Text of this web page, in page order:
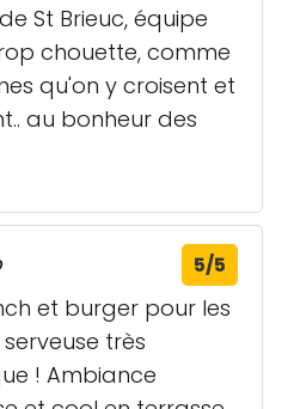
St Brieuc, équipe
chouette, comme
qu'on y croisent et
au bonheur des
5/5
et burger pour les
très
! Ambiance